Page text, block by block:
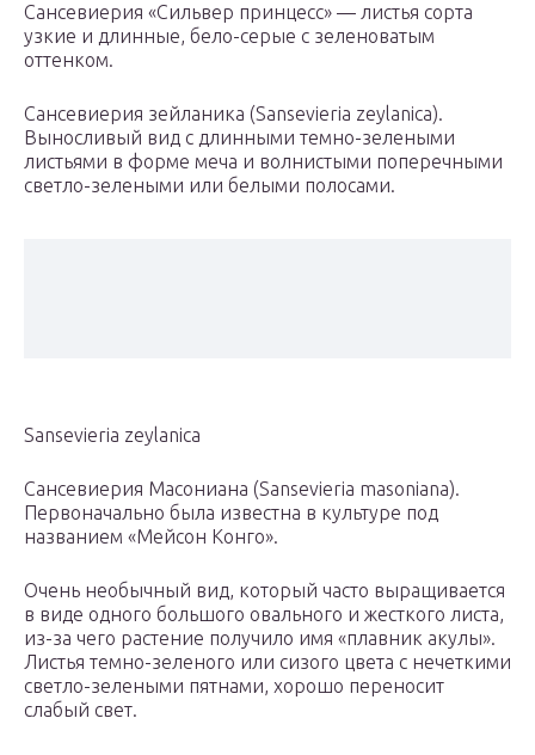
Сансевиерия «Сильвер принцесс» — листья сорта
узкие и длинные, бело-серые с зеленоватым
оттенком.
Сансевиерия зейланика (Sansevieria zeylanica).
Выносливый вид с длинными темно-зелеными
листьями в форме меча и волнистыми поперечными
светло-зелеными или белыми полосами.
Sansevieria zeylanica
Сансевиерия Масониана (Sansevieria masoniana).
Первоначально была известна в культуре под
названием «Мейсон Конго».
Очень необычный вид, который часто выращивается
в виде одного большого овального и жесткого листа,
из-за чего растение получило имя «плавник акулы».
Листья темно-зеленого или сизого цвета с нечеткими
светло-зелеными пятнами, хорошо переносит
слабый свет.